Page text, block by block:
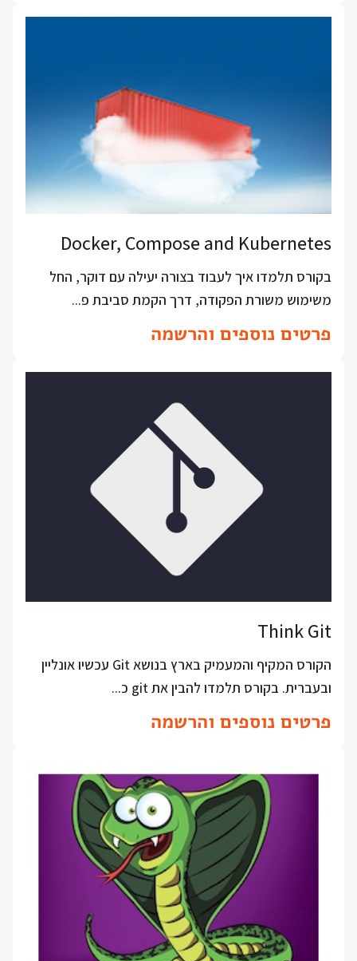
Docker, Compose and Kubernetes
בקורס תלמדו איך לעבוד בצורה יעילה עם דוקר, החל
משימוש משורת הפקודה, דרך הקמת סביבת פ...
פרטים נוספים והרשמה
Think Git
הקורס המקיף והמעמיק בארץ בנושא Git עכשיו אונליין
ובעברית. בקורס תלמדו להבין את git כ...
פרטים נוספים והרשמה